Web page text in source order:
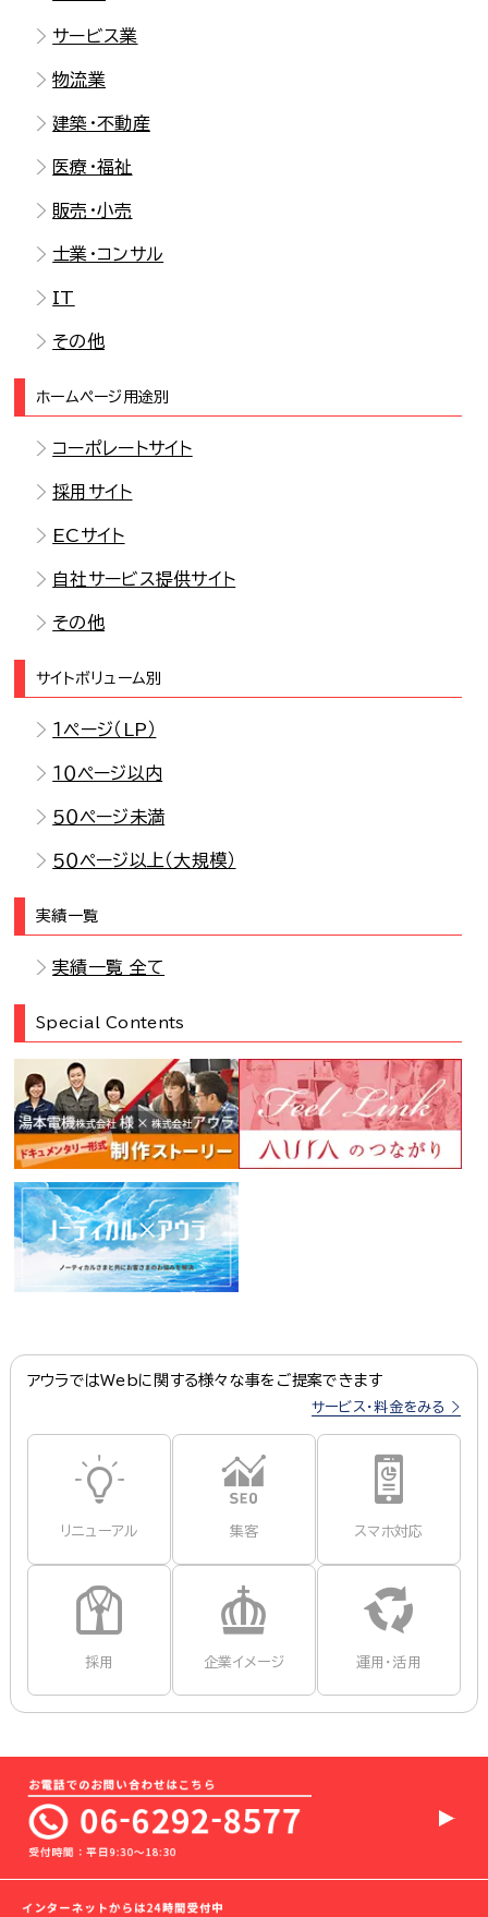
サービス業
物流業
建築・不動産
医療・福祉
販売・小売
士業・コンサル
IT
その他
ホームページ用途別
コーポレートサイト
採用サイト
ECサイト
自社サービス提供サイト
その他
サイトボリューム別
１ページ（LP）
１０ページ以内
５０ページ未満
５０ページ以上（大規模）
実績一覧
実績一覧 全て
Special Contents
アウラではWebに関する様々な事をご提案できます
サービス・料金をみる
リニューアル 集客 スマホ対応
採用 企業イメージ 運用・活用